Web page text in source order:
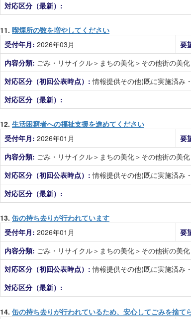
対応区分（最新）:
11. 喫煙所の数を増やしてください
受付年月: 2026年03月 要
内容分類: ごみ・リサイクル＞まちの美化＞その他街の美化
対応区分（初回公表時点）:情報提供その他(既に実施済み
対応区分（最新）:
12. 生活困窮者への福祉支援を進めてください
受付年月: 2026年01月 要
内容分類: ごみ・リサイクル＞まちの美化＞その他街の美化
対応区分（初回公表時点）:情報提供その他(既に実施済み
対応区分（最新）:
13. 缶の持ち去りが行われています
受付年月: 2026年01月 要
内容分類: ごみ・リサイクル＞まちの美化＞その他街の美化
対応区分（初回公表時点）:情報提供その他(既に実施済み
対応区分（最新）:
14. 缶の持ち去りが行われているため、安心してごみを捨て